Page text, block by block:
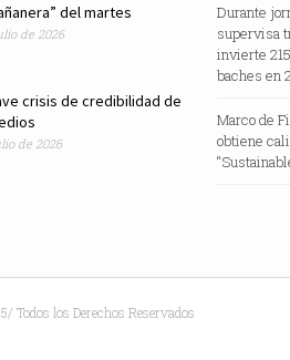
del martes
de 2026
crisis de credibilidad de
de 2026
Durante
supervisa
invierte
baches en
Marco de
obtiene
Todos los Derechos Reservados